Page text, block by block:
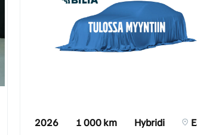
2026 1 000 km Hybridi